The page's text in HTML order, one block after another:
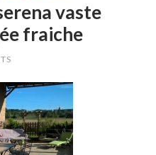
vaste
fraiche